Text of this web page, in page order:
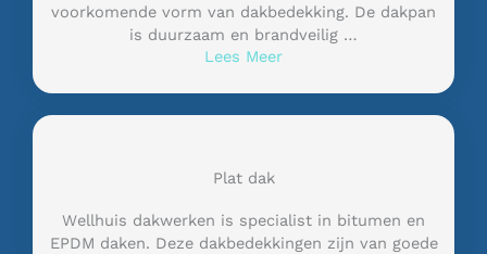
voorkomende vorm van dakbedekking. De dakpan
is duurzaam en brandveilig …
Lees Meer
Plat dak
Wellhuis dakwerken is specialist in bitumen en
EPDM daken. Deze dakbedekkingen zijn van goede